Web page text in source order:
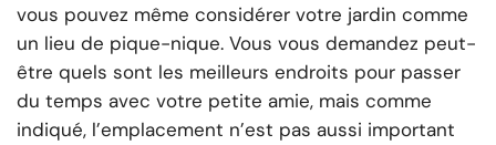
vous pouvez même considérer votre jardin comme
un lieu de pique-nique. Vous vous demandez peut-
être quels sont les meilleurs endroits pour passer
du temps avec votre petite amie, mais comme
indiqué, l’emplacement n’est pas aussi important